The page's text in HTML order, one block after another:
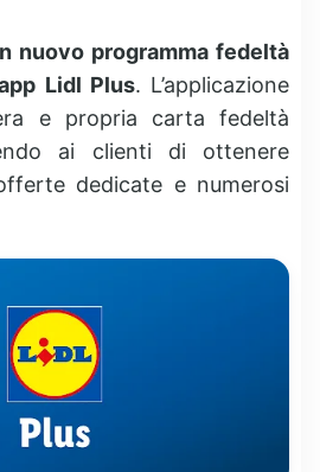
nuovo programma fedeltà
Lidl Plus. L’applicazione
e propria carta fedeltà
ai clienti di ottenere
dedicate e numerosi